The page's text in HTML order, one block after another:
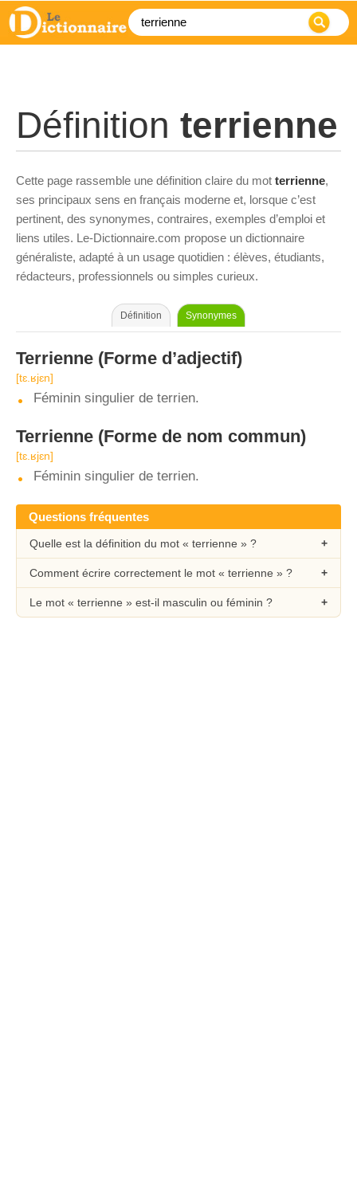
Définition terrienne
Cette page rassemble une définition claire du mot terrienne,
ses principaux sens en français moderne et, lorsque c’est
pertinent, des synonymes, contraires, exemples d’emploi et
liens utiles. Le-Dictionnaire.com propose un dictionnaire
généraliste, adapté à un usage quotidien : élèves, étudiants,
rédacteurs, professionnels ou simples curieux.
Définition Synonymes
Terrienne (Forme d’adjectif)
[tɛ.ʁjɛn]
Féminin singulier de terrien.
Terrienne (Forme de nom commun)
[tɛ.ʁjɛn]
Féminin singulier de terrien.
Questions fréquentes
Quelle est la définition du mot « terrienne » ?
Comment écrire correctement le mot « terrienne » ?
Le mot « terrienne » est-il masculin ou féminin ?